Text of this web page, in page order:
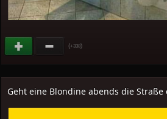
(+338)
Geht eine Blondine abends die